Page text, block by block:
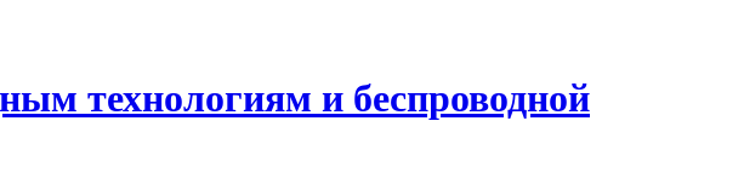
технологиям и беспроводной